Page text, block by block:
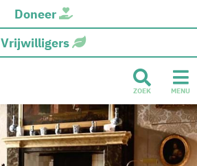
Doneer
Vrijwilligers
ZOEK MENU